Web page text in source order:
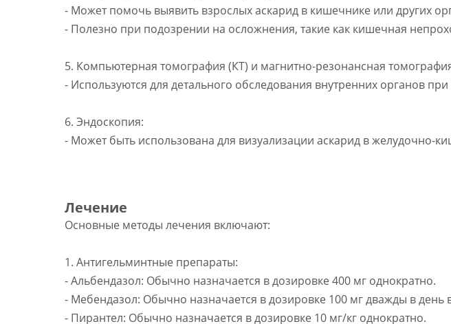
- Может помочь выявить взрослых аскарид в кишечнике или других
- Полезно при подозрении на осложнения, такие как кишечная
5. Компьютерная томография (КТ) и магнитно-резонансная
- Используются для детального обследования внутренних органов
6. Эндоскопия:
- Может быть использована для визуализации аскарид в желудочно-
Лечение
Основные методы лечения включают:
1. Антигельминтные препараты:
- Альбендазол: Обычно назначается в дозировке 400 мг однократно.
- Мебендазол: Обычно назначается в дозировке 100 мг дважды в день
- Пирантел: Обычно назначается в дозировке 10 мг/кг однократно.